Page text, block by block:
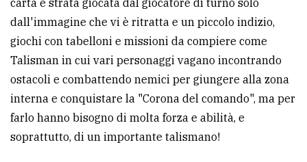
LE
ALTRE
TESTATE
PRIVACY
carta è strata giocata dal giocatore di turno solo
dall'immagine che vi è ritratta e un piccolo indizio,
giochi con tabelloni e missioni da compiere come
Talisman in cui vari personaggi vagano incontrando
ostacoli e combattendo nemici per giungere alla zona
interna e conquistare la "Corona del comando", ma per
farlo hanno bisogno di molta forza e abilità, e
soprattutto, di un importante talismano!